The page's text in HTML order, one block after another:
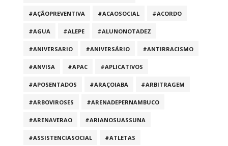
#AÇÃOPREVENTIVA #ACAOSOCIAL #ACORDO
#AGUA #ALEPE #ALUNONOTADEZ
#ANIVERSARIO #ANIVERSÁRIO #ANTIRRACISMO
#ANVISA #APAC #APLICATIVOS
#APOSENTADOS #ARAÇOIABA #ARBITRAGEM
#ARBOVIROSES #ARENADEPERNAMBUCO
#ARENAVERAO #ARIANOSUASSUNA
#ASSISTENCIASOCIAL #ATLETAS